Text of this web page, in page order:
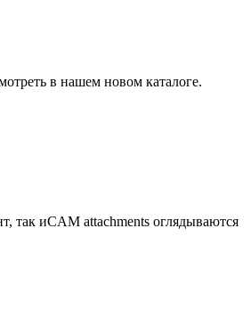
в нашем новом каталоге.
так иCAM attachments оглядываются